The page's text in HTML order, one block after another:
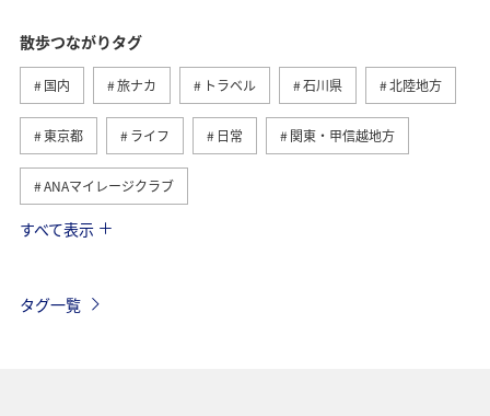
散歩つながりタグ
国内 旅ナカ トラベル 石川県 北陸地方
東京都 ライフ 日常 関東・甲信越地方
ANAマイレージクラブ
日常生活でマイルを貯める（外出先でためる）
すべて表示
タグ一覧